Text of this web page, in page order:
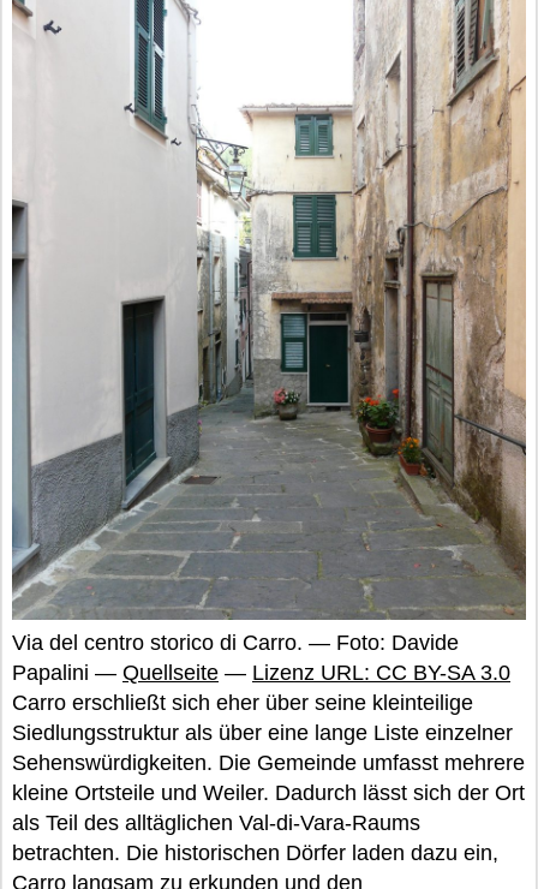
Via del centro storico di Carro. — Foto: Davide
Papalini — Quellseite — Lizenz URL: CC BY-SA 3.0
Carro erschließt sich eher über seine kleinteilige
Siedlungsstruktur als über eine lange Liste einzelner
Sehenswürdigkeiten. Die Gemeinde umfasst mehrere
kleine Ortsteile und Weiler. Dadurch lässt sich der Ort
als Teil des alltäglichen Val-di-Vara-Raums
betrachten. Die historischen Dörfer laden dazu ein,
Carro langsam zu erkunden und den